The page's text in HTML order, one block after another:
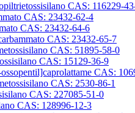
CAS: 116229-
CAS: 23432-62-4
CAS: 23432-64-6
CAS: 23432-65-7
CAS: 51895-58-0
CAS: 15129-36-9
CAS:
CAS: 2530-86-1
CAS: 227085-51-0
CAS: 128996-12-3